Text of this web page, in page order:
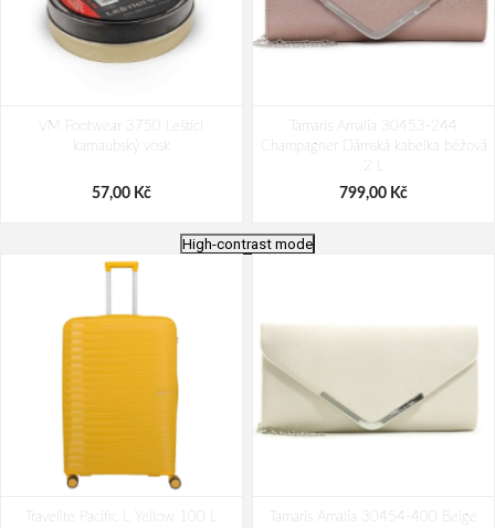
VM Footwear 3750 Leštící
karnaubský vosk
57,00 Kč
Tamaris Amalia 30453-244
Champagner Dámská kabelka béžová
2 L
799,00 Kč
modrá Modrá 1 l
water stop
High-contrast mode
Travelite Pacific L Yellow 100 L
Tamaris Amalia 30454-400 Beige